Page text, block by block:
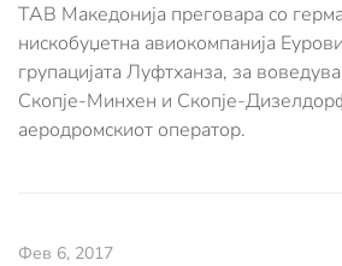
ТАВ Македонија преговара со
нискобуџетна авиокомпанија
групацијата Луфтханза, за
Скопје-Минхен и Скопје-
аеродромскиот оператор.
Фев 6, 2017